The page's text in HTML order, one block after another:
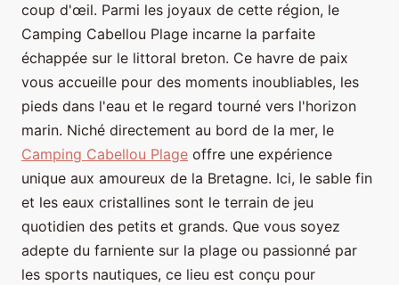
coup d'œil. Parmi les joyaux de cette région, le
Camping Cabellou Plage incarne la parfaite
échappée sur le littoral breton. Ce havre de paix
vous accueille pour des moments inoubliables, les
pieds dans l'eau et le regard tourné vers l'horizon
marin. Niché directement au bord de la mer, le
Camping Cabellou Plage offre une expérience
unique aux amoureux de la Bretagne. Ici, le sable fin
et les eaux cristallines sont le terrain de jeu
quotidien des petits et grands. Que vous soyez
adepte du farniente sur la plage ou passionné par
les sports nautiques, ce lieu est conçu pour